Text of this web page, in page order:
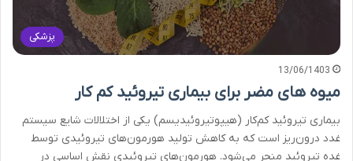
پزشکی
13/06/1403
میوه های مضر برای بیماری تیروئید کم کار
بیماری تیروئید کم‌کار (هیپوتیروئیدیسم) یکی از اختلالات شایع سیستم
غدد درون‌ریز است که به کاهش تولید هورمون‌های تیروئیدی توسط
غده تیروئید منجر می‌شود. هورمون‌های تیروئیدی نقش اساسی در